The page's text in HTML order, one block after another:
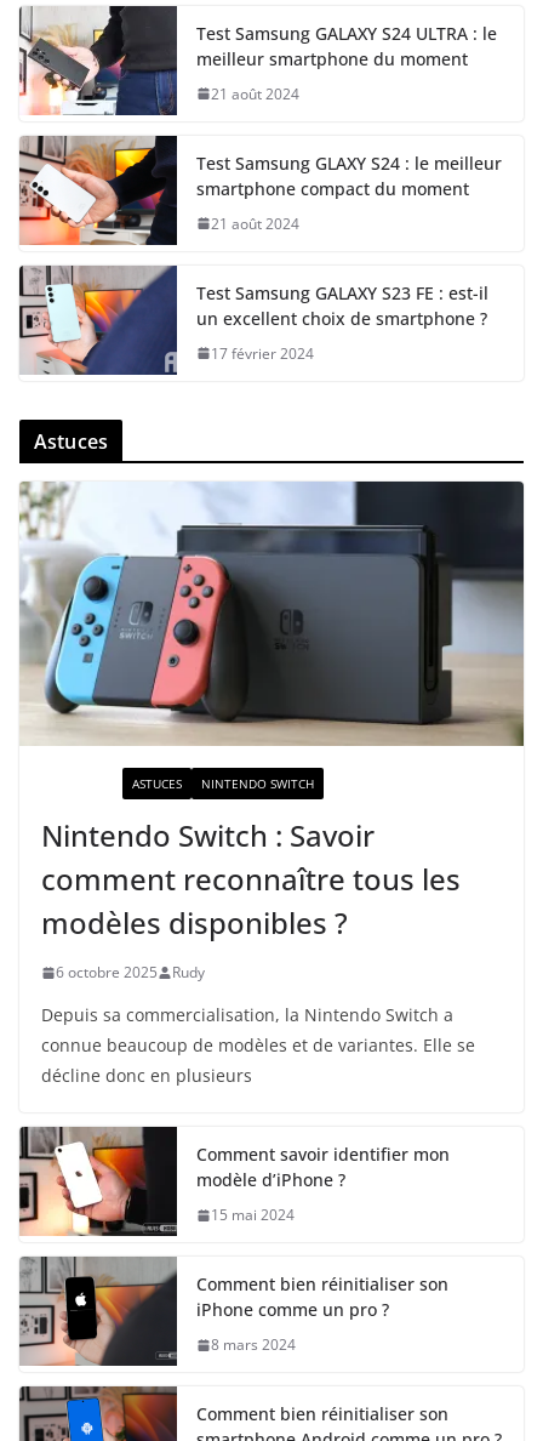
Test Samsung GALAXY S24 ULTRA : le
meilleur smartphone du moment
21 août 2024
Test Samsung GLAXY S24 : le meilleur
smartphone compact du moment
21 août 2024
Test Samsung GALAXY S23 FE : est-il
un excellent choix de smartphone ?
17 février 2024
Astuces
ASTUCES NINTENDO SWITCH
Nintendo Switch : Savoir
comment reconnaître tous les
modèles disponibles ?
6 octobre 2025 Rudy
Depuis sa commercialisation, la Nintendo Switch a
connue beaucoup de modèles et de variantes. Elle se
décline donc en plusieurs
Comment savoir identifier mon
modèle d’iPhone ?
15 mai 2024
Comment bien réinitialiser son
iPhone comme un pro ?
8 mars 2024
Comment bien réinitialiser son